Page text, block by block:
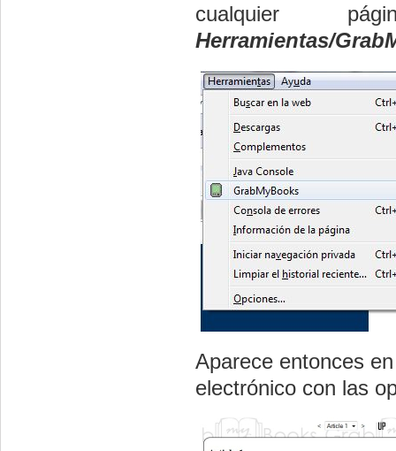
cualquier
Herramientas/
Aparece entonces
electrónico con las